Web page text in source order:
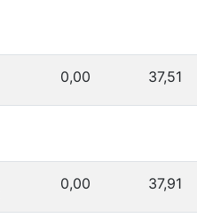
0,00 37,51
0,00 37,91